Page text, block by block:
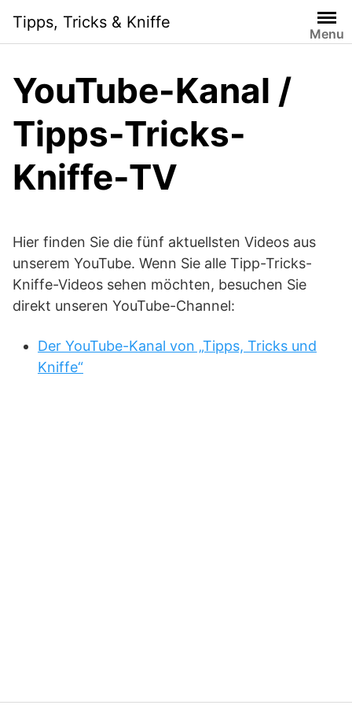
content
Tipps, Tricks & Kniffe
Menu
YouTube-Kanal /
Tipps-Tricks-
Kniffe-TV
Hier finden Sie die fünf aktuellsten Videos aus
unserem YouTube. Wenn Sie alle Tipp-Tricks-
Kniffe-Videos sehen möchten, besuchen Sie
direkt unseren YouTube-Channel:
Der YouTube-Kanal von „Tipps, Tricks und
Kniffe“